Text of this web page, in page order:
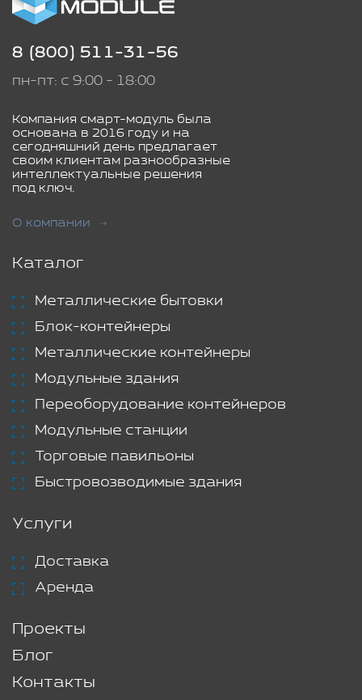
8 (800) 511-31-56
пн-пт: с 9:00 - 18:00
Компания смарт-модуль была
основана в 2016 году и на
сегодняшний день предлагает
своим клиентам разнообразные
интеллектуальные решения
под ключ.
О компании
Каталог
Металлические бытовки
Блок-контейнеры
Металлические контейнеры
Модульные здания
Переоборудование контейнеров
Модульные станции
Торговые павильоны
Быстровозводимые здания
Услуги
Доставка
Аренда
Проекты
Блог
Контакты